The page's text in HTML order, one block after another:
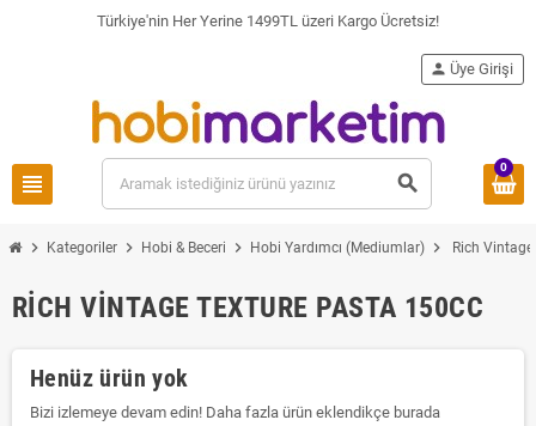
Türkiye'nin Her Yerine 1499TL üzeri Kargo Ücretsiz!
view_headline search
person Üye Girişi
0
chevron_right Kategoriler chevron_right Hobi & Beceri chevron_right Hobi Yardımcı (Mediumlar) chevron_right Rich
RICH VINTAGE TEXTURE PASTA 150CC
Henüz ürün yok
Bizi izlemeye devam edin! Daha fazla ürün eklendikçe burada